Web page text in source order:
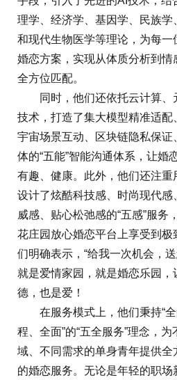
理学、经济学、基因学、民族学
和现代生物医学等理论，为每一
婚恋方案，实现从体质分析到情
全方位匹配。
同时，他们还依托云计算、
技术，打造了集大模型精准适配
宇宙场景互动、区块链隐私保证
体的“五能”智能沟通体系，让婚
有趣、健康。此外，他们还注
设计了炫酷科技感、时尚现代感
威感、贴心松弛感的“五感”服务
花庄园放心婚恋平台上享受到
们明确表示，“给我一次机会，
就是爱情家园，就是婚恋乐园，
德，也是爱！
在服务模式上，他们秉持“全
程、全面”的“五全服务”理念，
域、不同需求的单身青年提供
的婚恋服务。无论是年轻的职